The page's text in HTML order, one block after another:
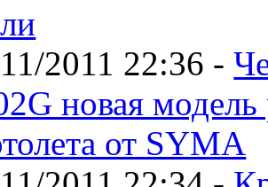
2011 22:36 -
новая
от SYMA